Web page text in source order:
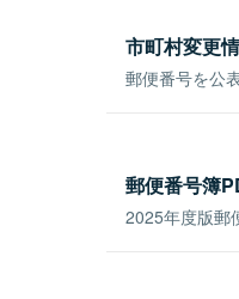
市町村変更
郵便番号を公
郵便番号簿
2025年度版郵